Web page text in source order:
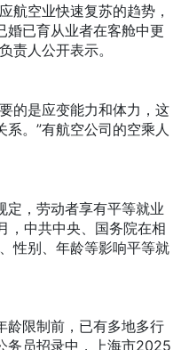
航空业快速复苏的趋势，
婚已育从业者在客舱中更
责人公开表示。
的是应变能力和体力，这
。”有航空公司的空乘人
定，劳动者享有平等就业
，中共中央、国务院在相
性别、年龄等影响平等就
龄限制前，已有多地多行
务员招录中，上海市2025